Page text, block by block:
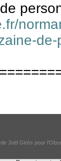
Joël Girès pour